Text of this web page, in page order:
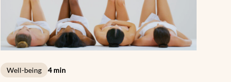
Well-being 4 min